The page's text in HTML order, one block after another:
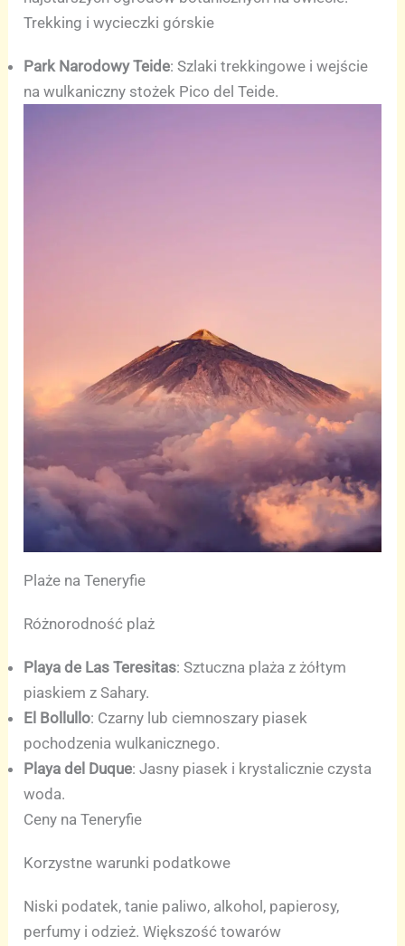
Trekking i wycieczki górskie
Park Narodowy Teide: Szlaki trekkingowe i wejście
na wulkaniczny stożek Pico del Teide.
Plaże na Teneryfie
Różnorodność plaż
Playa de Las Teresitas: Sztuczna plaża z żółtym
piaskiem z Sahary.
El Bollullo: Czarny lub ciemnoszary piasek
pochodzenia wulkanicznego.
Playa del Duque: Jasny piasek i krystalicznie czysta
woda.
Ceny na Teneryfie
Korzystne warunki podatkowe
Niski podatek, tanie paliwo, alkohol, papierosy,
perfumy i odzież. Większość towarów